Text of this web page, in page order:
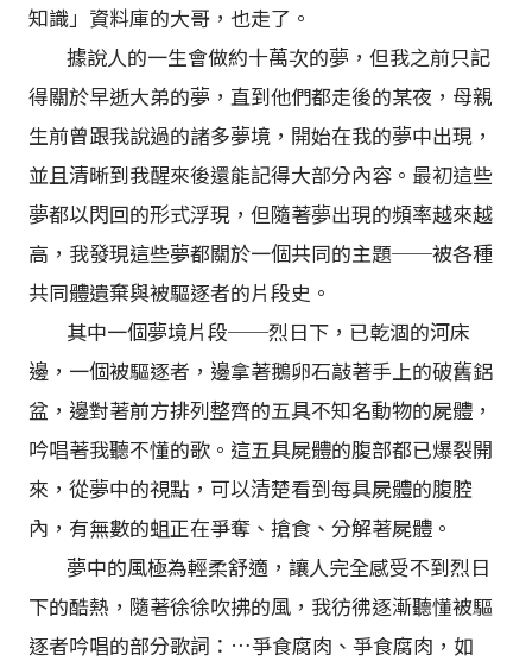
知識」資料庫的大哥，也走了。
據說人的一生會做約十萬次的夢，但我之前只記
得關於早逝大弟的夢，直到他們都走後的某夜，母親
生前曾跟我說過的諸多夢境，開始在我的夢中出現，
並且清晰到我醒來後還能記得大部分內容。最初這些
夢都以閃回的形式浮現，但隨著夢出現的頻率越來越
高，我發現這些夢都關於一個共同的主題──被各種
共同體遺棄與被驅逐者的片段史。
其中一個夢境片段──烈日下，已乾涸的河床
邊，一個被驅逐者，邊拿著鵝卵石敲著手上的破舊鋁
盆，邊對著前方排列整齊的五具不知名動物的屍體，
吟唱著我聽不懂的歌。這五具屍體的腹部都已爆裂開
來，從夢中的視點，可以清楚看到每具屍體的腹腔
內，有無數的蛆正在爭奪、搶食、分解著屍體。
夢中的風極為輕柔舒適，讓人完全感受不到烈日
下的酷熱，隨著徐徐吹拂的風，我彷彿逐漸聽懂被驅
逐者吟唱的部分歌詞：…爭食腐肉、爭食腐肉，如